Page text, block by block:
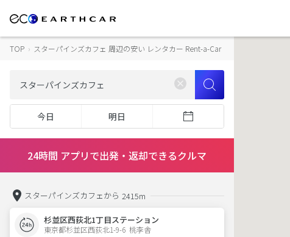
TOP › スターパインズカフェ 周辺の安い レンタカー Rent-a-Car
今日 明日
24時間 アプリで出発・返却できるクルマ
スターパインズカフェから 2415m
杉並区西荻北1丁目ステーション
東京都杉並区西荻北1-9-6  桃李舎